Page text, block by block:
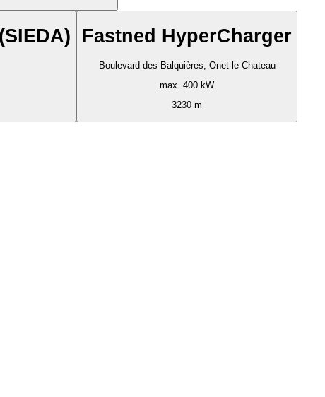
Fastned HyperCharger
Boulevard des Balquières, Onet-le-Chateau
max. 400 kW
3230 m